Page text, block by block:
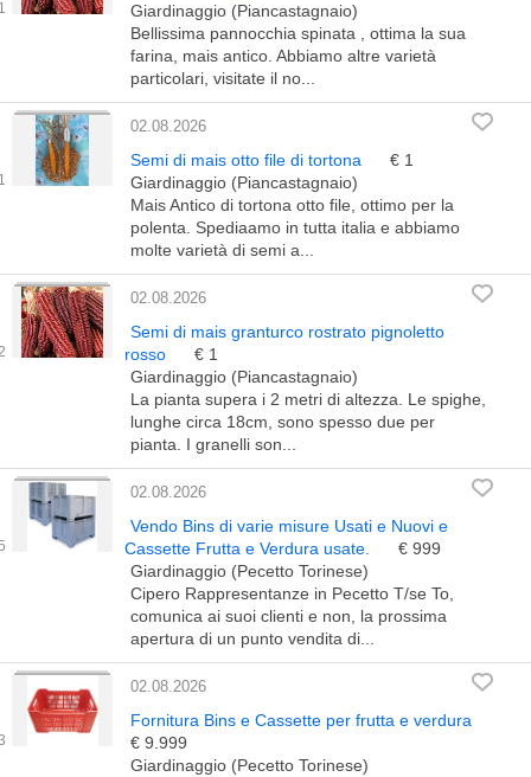
Giardinaggio (Piancastagnaio)
Bellissima pannocchia spinata , ottima la sua
farina, mais antico. Abbiamo altre varietà
particolari, visitate il no...
02.08.2026
Semi di mais otto file di tortona
€ 1
Giardinaggio (Piancastagnaio)
Mais Antico di tortona otto file, ottimo per la
polenta. Spediaamo in tutta italia e abbiamo
molte varietà di semi a...
02.08.2026
Semi di mais granturco rostrato pignoletto
rosso
€ 1
Giardinaggio (Piancastagnaio)
La pianta supera i 2 metri di altezza. Le spighe,
lunghe circa 18cm, sono spesso due per
pianta. I granelli son...
02.08.2026
Vendo Bins di varie misure Usati e Nuovi e
Cassette Frutta e Verdura usate.
€ 999
Giardinaggio (Pecetto Torinese)
Cipero Rappresentanze in Pecetto T/se To,
comunica ai suoi clienti e non, la prossima
apertura di un punto vendita di...
02.08.2026
Fornitura Bins e Cassette per frutta e verdura
€ 9.999
Giardinaggio (Pecetto Torinese)